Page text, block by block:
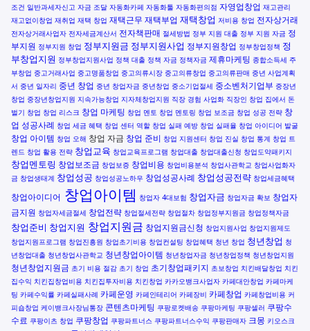
조건 일반과세자신고 자금 조달 자동화카페 자동화툴 자동화편의점 자영업창업 재고관리
재고없이창업 재취업 재택 창업 재택근무 재택부업 재택창업 저비용 창업 전자상거래
전자상거래사업자 전자세금계산서 전자책판매 절세방법 정부 지원 대출 정부 지원 자금 정
부지원 정부지원 창업 정부지원금 정부지원사업 정부지원창업 정부창업정책 정
부창업지원 정부창업지원사업 정책 대출 정책 자금 정책자금 제휴마케팅 종합소득세 주
부창업 중고거래사업 중고명품창업 중고의류시장 중고의류창업 중고의류판매 중년 사업계획
서 중년 일자리 중년 창업 중년 창업자금 중년창업 중소기업절세 중소벤처기업부 중장년
창업 중장년창업지원 지속가능창업 지자체창업지원 직장 경험 사업화 직장인 창업 집에서 돈
벌기 창업 창업 리스크 창업 마케팅 창업 멘토 창업 멘토링 창업 보조금 창업 성공 전략 창
업 성공사례 창업 세금 혜택 창업 센터 역할 창업 실패 예방 창업 실패율 창업 아이디어 발굴
창업 아이템 창업 오해 창업 자금 창업 준비 창업 지원센터 창업 진실 창업 통계 창업 트
렌드 창업 활용 전략 창업교육 창업교육프로그램 창업대출 창업대출신청 창업도약패키지
창업멘토링 창업보조금 창업보증 창업비용 창업비용분석 창업사관학교 창업사업화자
금 창업생태계 창업성공 창업성공노하우 창업성공사례 창업성공전략 창업세금혜택
창업아이디어 창업아이템 창업자 4대보험 창업자금 창업자금 확보 창업자
금지원 창업자세금절세 창업전략 창업절세전략 창업절차 창업정부지원금 창업정책자금
창업준비 창업지원 창업지원금 창업지원금신청 창업지원사업 창업지원제도
창업지원프로그램 창업진흥원 창업초기비용 창업컨설팅 창업혜택 청년 창업 청년창업 청
년창업대출 청년창업사관학교 청년창업아이템 청년창업자금 청년창업정책 청년창업지원
청년창업지원금 초기 비용 절감 초기 창업 초기창업패키지 초보창업 치킨배달창업 치킨
집수익 치킨집창업비용 치킨집투자비용 치킨창업 카카오뱅크사업자 카페대안창업 카페마케
팅 카페수익률 카페실패사례 카페운영 카페인테리어 카페장비 카페창업 카페창업비용 커
피숍창업 케이뱅크사장님통장 콘텐츠마케팅 쿠팡로켓배송 쿠팡마케팅 쿠팡셀러 쿠팡수
수료 쿠팡이츠 창업 쿠팡창업 쿠팡파트너스 쿠팡파트너스수익 쿠팡판매자 크몽 키오스크